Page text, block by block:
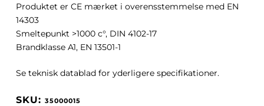
Produktet er CE mærket i overensstemmelse med EN
14303
Smeltepunkt >1000 c°, DIN 4102-17
Brandklasse A1, EN 13501-1
Se teknisk datablad for yderligere specifikationer.
35000015